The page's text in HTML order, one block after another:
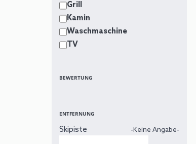
Grill
Kamin
Waschmaschine
TV
BEWERTUNG
ENTFERNUNG
Skipiste -Keine Angabe-